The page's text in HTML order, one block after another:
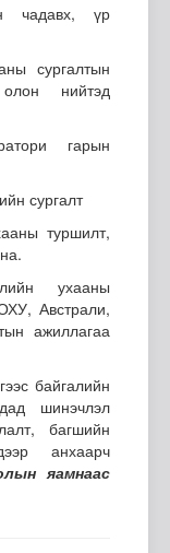
чадавх, үр
сургалтын
нийтэд
гарын
сургалт
туршилт,
ухааны
Австрали,
ажиллагаа
байгалийн
шинэчлэл
багшийн
анхаарч
яамнаас